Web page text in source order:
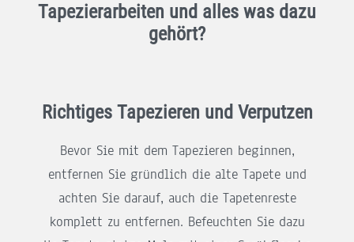
Tapezierarbeiten und alles was dazu
gehört?
Richtiges Tapezieren und Verputzen
Bevor Sie mit dem Tapezieren beginnen,
entfernen Sie gründlich die alte Tapete und
achten Sie darauf, auch die Tapetenreste
komplett zu entfernen. Befeuchten Sie dazu